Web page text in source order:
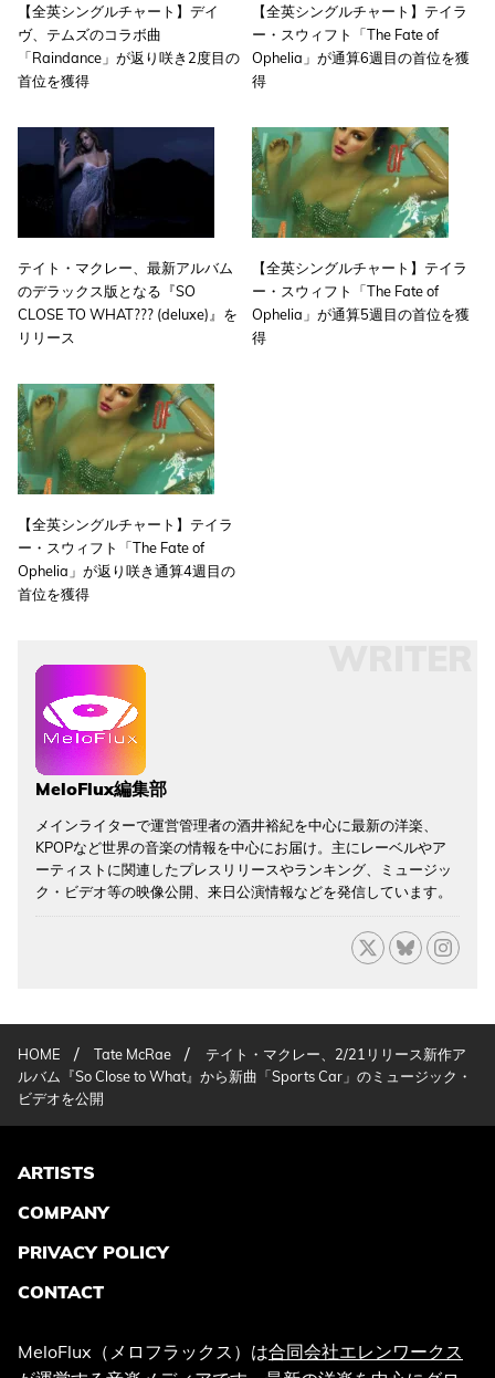
【全英シングルチャート】デイ
ヴ、テムズのコラボ曲
「Raindance」が返り咲き2度目の
首位を獲得
【全英シングルチャート】テイラ
ー・スウィフト「The Fate of
Ophelia」が通算6週目の首位を獲
得
テイト・マクレー、最新アルバム
のデラックス版となる『SO
CLOSE TO WHAT??? (deluxe)』を
リリース
【全英シングルチャート】テイラ
ー・スウィフト「The Fate of
Ophelia」が通算5週目の首位を獲
得
【全英シングルチャート】テイラ
ー・スウィフト「The Fate of
Ophelia」が返り咲き通算4週目の
首位を獲得
MeloFlux編集部
メインライターで運営管理者の酒井裕紀を中心に最新の洋楽、
KPOPなど世界の音楽の情報を中心にお届け。主にレーベルやア
ーティストに関連したプレスリリースやランキング、ミュージッ
ク・ビデオ等の映像公開、来日公演情報などを発信しています。
HOME / Tate McRae /
テイト・マクレー、2/21リリース新作ア
ルバム『So Close to What』から新曲「Sports Car」のミュージック・
ビデオを公開
ARTISTS
COMPANY
PRIVACY POLICY
CONTACT
MeloFlux（メロフラックス）は合同会社エレンワークス